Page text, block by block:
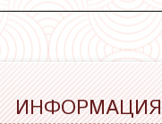
ИНФОРМАЦИЯ